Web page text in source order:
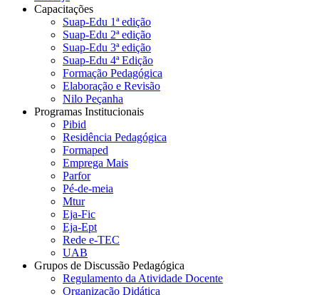
Capacitações
Suap-Edu 1ª edição
Suap-Edu 2ª edição
Suap-Edu 3ª edição
Suap-Edu 4ª Edição
Formação Pedagógica
Elaboração e Revisão
Nilo Peçanha
Programas Institucionais
Pibid
Residência Pedagógica
Formaped
Emprega Mais
Parfor
Pé-de-meia
Mtur
Eja-Fic
Eja-Ept
Rede e-TEC
UAB
Grupos de Discussão Pedagógica
Regulamento da Atividade Docente
Organização Didática